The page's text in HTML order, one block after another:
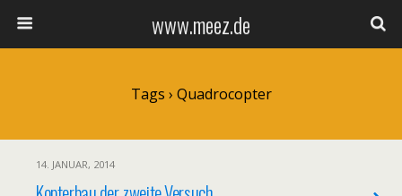
www.meez.de
Tags › Quadrocopter
14. JANUAR, 2014